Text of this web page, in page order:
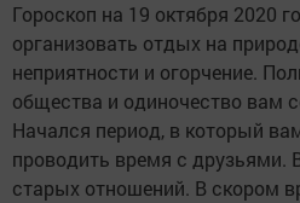
Гороскоп на 19 октября 2020
организовать отдых на
неприятности и огорчение.
общества и одиночество вам
Начался период, в который
проводить время с друзьями.
старых отношений. В скором